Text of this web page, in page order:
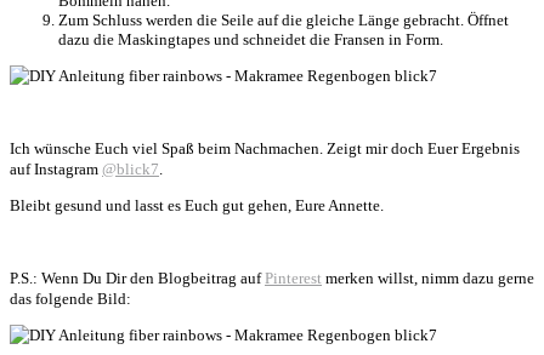
Zum Schluss werden die Seile auf die gleiche Länge gebracht. Öffnet
dazu die Maskingtapes und schneidet die Fransen in Form.
Ich wünsche Euch viel Spaß beim Nachmachen. Zeigt mir doch Euer Ergebnis
auf Instagram @blick7.
Bleibt gesund und lasst es Euch gut gehen, Eure Annette.
P.S.: Wenn Du Dir den Blogbeitrag auf Pinterest merken willst, nimm dazu gerne
das folgende Bild: